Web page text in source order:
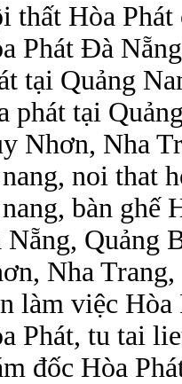
thất Hòa
Phát Đà
tại Quảng
phát tại
Nhơn, Nha
noi that
bàn ghế
Quảng
Nha
làm việc Hòa
Phát, tu tai
đốc Hòa